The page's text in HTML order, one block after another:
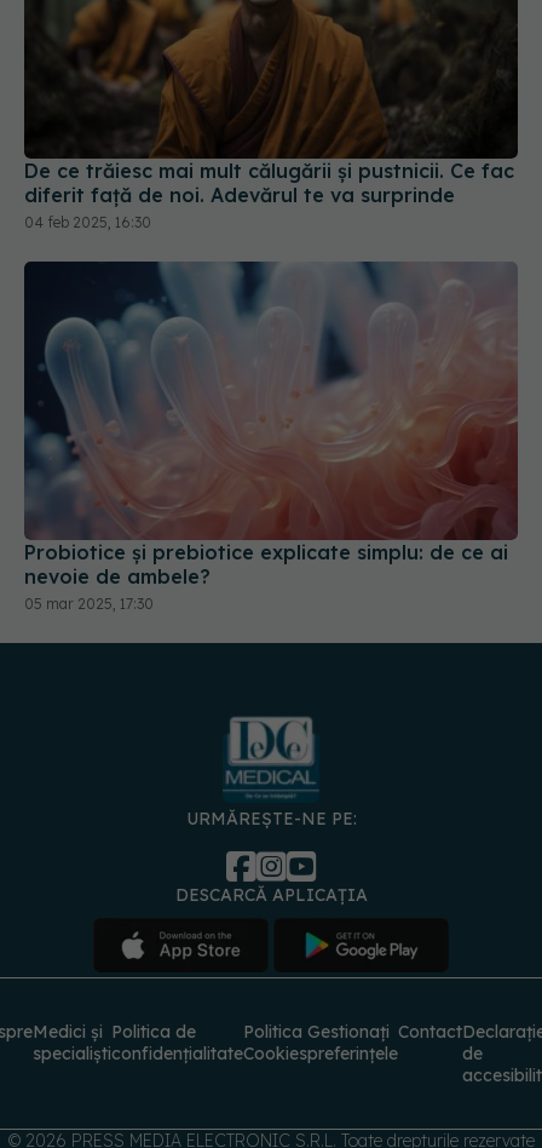
De ce trăiesc mai mult călugării și pustnicii. Ce fac
diferit față de noi. Adevărul te va surprinde
04 feb 2025, 16:30
Probiotice și prebiotice explicate simplu: de ce ai
nevoie de ambele?
05 mar 2025, 17:30
URMĂREȘTE-NE PE:
DESCARCĂ APLICAȚIA
Medici și
specialiști
Politica de
confidențialitate
Politica
Cookies
Gestionați
preferințele
Contact
de
© 2026 PRESS MEDIA ELECTRONIC S.R.L. Toate drepturile rezervate